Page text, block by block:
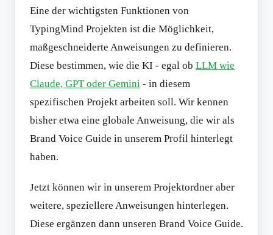
Eine der wichtigsten Funktionen von
TypingMind Projekten ist die Möglichkeit,
maßgeschneiderte Anweisungen zu definieren.
Diese bestimmen, wie die KI - egal ob LLM wie
Claude, GPT oder Gemini - in diesem
spezifischen Projekt arbeiten soll. Wir kennen
bisher etwa eine globale Anweisung, die wir als
Brand Voice Guide in unserem Profil hinterlegt
haben.
Jetzt können wir in unserem Projektordner aber
weitere, speziellere Anweisungen hinterlegen.
Diese ergänzen dann unseren Brand Voice Guide.